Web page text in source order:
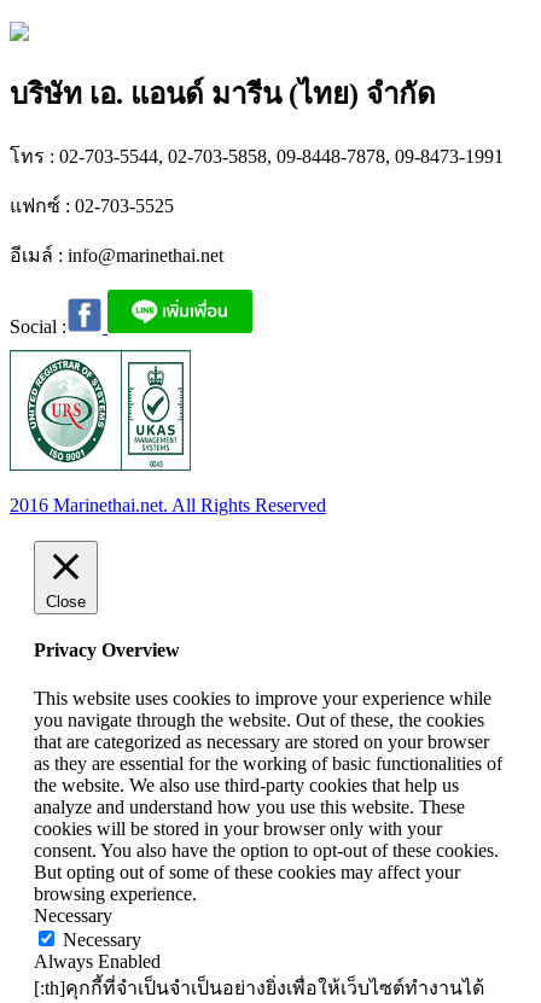
บริษัท เอ. แอนด์ มารีน (ไทย) จำกัด
โทร : 02-703-5544, 02-703-5858, 09-8448-7878, 09-8473-1991
แฟกซ์ : 02-703-5525
อีเมล์ : info@marinethai.net
Social :
2016 Marinethai.net. All Rights Reserved
Close
Privacy Overview
This website uses cookies to improve your experience while
you navigate through the website. Out of these, the cookies
that are categorized as necessary are stored on your browser
as they are essential for the working of basic functionalities of
the website. We also use third-party cookies that help us
analyze and understand how you use this website. These
cookies will be stored in your browser only with your
consent. You also have the option to opt-out of these cookies.
But opting out of some of these cookies may affect your
browsing experience.
Necessary
Necessary
Always Enabled
[:th]คุกกี้ที่จำเป็นจำเป็นอย่างยิ่งเพื่อให้เว็บไซต์ทำงานได้